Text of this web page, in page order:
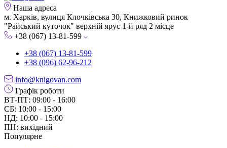
Наша адреса
м. Харків, вулиця Клочківська 30, Книжковий ринок
"Райський куточок" верхній ярус 1-й ряд 2 місце
+38 (067) 13-81-599
+38 (067) 13-81-599
+38 (096) 62-96-212
info@knigovan.com
Графік роботи
ВТ-ПТ: 09:00 - 16:00
СБ: 10:00 - 15:00
НД: 10:00 - 15:00
ПН: вихідний
Популярне